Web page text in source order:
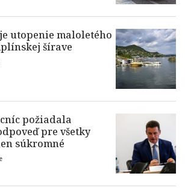
utopenie maloletého
šírave
požiadala
pre všetky
súkromné